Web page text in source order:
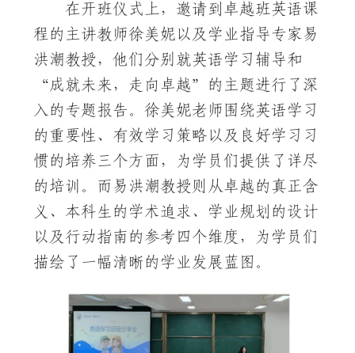
在开班仪式上，邀请到卓越班英语课
程的主讲教师徐美妮以及学业指导专家易
洪潮教授，他们分别就英语学习辅导和
“成就未来，走向卓越”的主题进行了深
入的专题报告。徐美妮老师围绕英语学习
的重要性、有效学习策略以及良好学习习
惯的培养三个方面，为学员们提供了详尽
的培训。而易洪潮教授则从卓越的真正含
义、本科生的学术追求、学业规划的设计
以及行动指南的参考四个维度，为学员们
描绘了一幅清晰的学业发展蓝图。